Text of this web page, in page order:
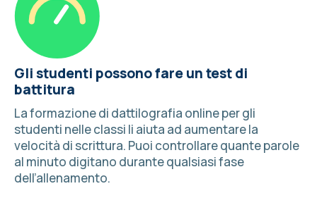
Gli studenti possono fare un test di
battitura
La formazione di dattilografia online per gli
studenti nelle classi li aiuta ad aumentare la
velocità di scrittura. Puoi controllare quante parole
al minuto digitano durante qualsiasi fase
dell’allenamento.